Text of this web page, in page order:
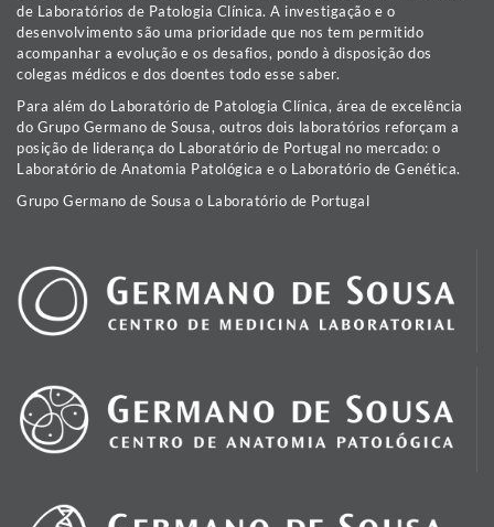
de Laboratórios de Patologia Clínica. A investigação e o
desenvolvimento são uma prioridade que nos tem permitido
acompanhar a evolução e os desafios, pondo à disposição dos
colegas médicos e dos doentes todo esse saber.
Para além do Laboratório de Patologia Clínica, área de excelência
do Grupo Germano de Sousa, outros dois laboratórios reforçam a
posição de liderança do Laboratório de Portugal no mercado: o
Laboratório de Anatomia Patológica e o Laboratório de Genética.
Grupo Germano de Sousa o Laboratório de Portugal